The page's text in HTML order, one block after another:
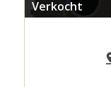
Verkocht